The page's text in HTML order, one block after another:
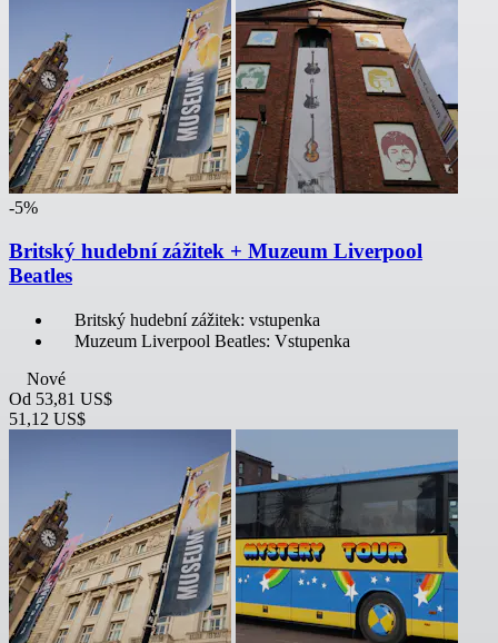
-5%
Britský hudební zážitek + Muzeum Liverpool
Beatles
Britský hudební zážitek: vstupenka
Muzeum Liverpool Beatles: Vstupenka
Nové
Od 53,81 US$
51,12 US$